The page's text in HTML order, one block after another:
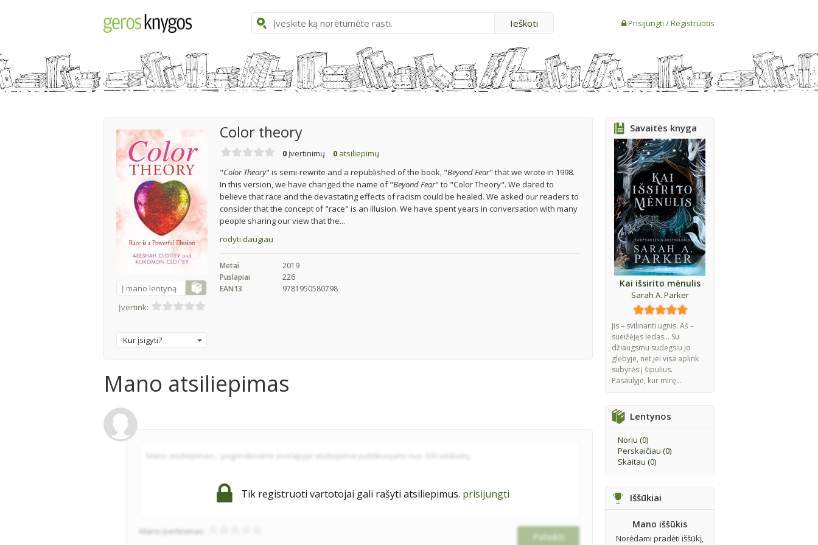
Prisijungti /Registruotis
Savaitės knyga
Kai išsirito mėnulis
Sarah A. Parker
Jis – svilinanti ugnis. Aš –
sueižėjęs ledas... Su
džiaugsmu sudegsiu jo
glėbyje, net jei visa aplink
subyrės į šipulius.
Pasaulyje, kur mirę...
Lentynos
Noriu (0)
Perskaičiau (0)
Skaitau (0)
Iššūkiai
Mano iššūkis
Norėdami pradėti iššūkį,
Į mano lentyną
Įvertink:
Kur įsigyti?
Color theory
0 įvertinimų 0 atsiliepimų
"Color Theory" is semi-rewrite and a republished of the book, "Beyond Fear" that we wrote in 1998.
In this version, we have changed the name of "Beyond Fear" to "Color Theory". We dared to
believe that race and the devastating effects of racism could be healed. We asked our readers to
consider that the concept of "race" is an illusion. We have spent years in conversation with many
people sharing our view that the...
rodyti daugiau
Metai
2019
Puslapiai
226
EAN13
9781950580798
Mano atsiliepimas
Tik registruoti vartotojai gali rašyti atsiliepimus. prisijungti
Mano įvertinimas: